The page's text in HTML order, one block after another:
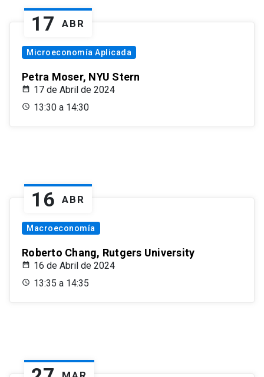
17 ABR
Microeconomía Aplicada
Petra Moser, NYU Stern
17 de Abril de 2024
13:30 a 14:30
16 ABR
Macroeconomía
Roberto Chang, Rutgers University
16 de Abril de 2024
13:35 a 14:35